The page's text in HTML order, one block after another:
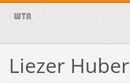
Liezer Huber